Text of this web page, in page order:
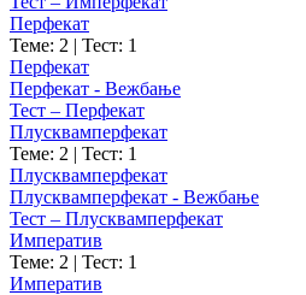
Перфекат
Теме: 2 | Тест: 1
Перфекат
Перфекат - Вежбање
Тест – Перфекат
Плусквамперфекат
Теме: 2 | Тест: 1
Плусквамперфекат
Плусквамперфекат - Вежбање
Тест – Плусквамперфекат
Императив
Теме: 2 | Тест: 1
Императив